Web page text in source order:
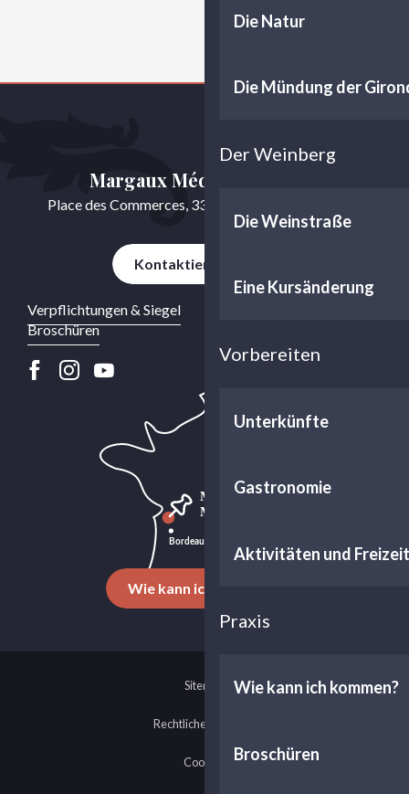
Die Natur
Die Mündung der
Der Weinberg
Die Weinstraße
Eine Kursänderung
Vorbereiten
Unterkünfte
Gastronomie
Aktivitäten und Freizeit
Praxis
Wie kann ich kommen?
Broschüren
Verpflichtungen & Siegel
Broschüren
Margaux Médoc Tourisme
Place des Commerces, 33460 Cussac-Fort-Médoc
Kontaktieren Sie uns
Wie kann ich kommen?
Sitemap
Rechtliche Hinweise
Cookies